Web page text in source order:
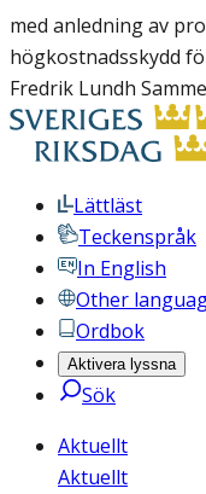
med anledning av
högkostnadsskydd
Fredrik Lundh
Lättläst
Teckenspråk
In English
Other
Ordbok
Aktivera lyssna
Sök
Aktuellt
Aktuellt